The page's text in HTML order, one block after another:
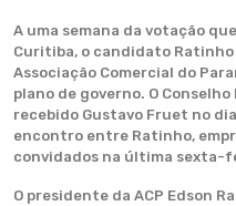
A uma semana da votação
Curitiba, o candidato Ratinho
Associação Comercial do
plano de governo. O
recebido Gustavo Fruet no
encontro entre Ratinho,
convidados na última sexta-
O presidente da ACP Edson